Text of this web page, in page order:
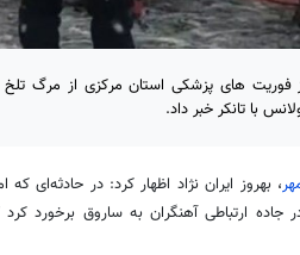
با تانکر خبر داد.
، بهروز ایران نژاد اظهار کرد: در حادثه‌ای
ارتباطی آهنگران به ساروق برخورد